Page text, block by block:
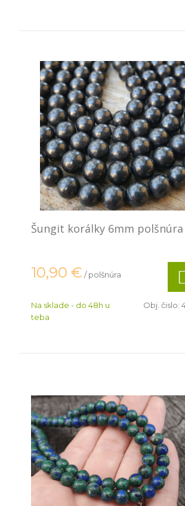
Šungit korálky 6mm polšnúra
10,90 € / polšnúra
Na sklade - do 48h u
teba
Obj. čislo: